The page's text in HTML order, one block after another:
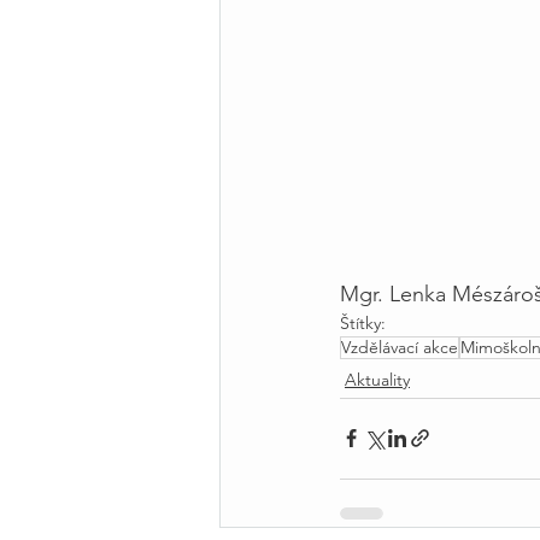
Mgr. Lenka
Štítky:
Vzdělávací akce
Aktuality